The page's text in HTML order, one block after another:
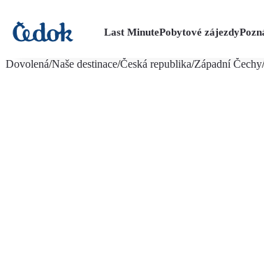
Last MinutePobytové zájezdy
Dovolená/Naše destinace/Česká republika/Západní Čechy/